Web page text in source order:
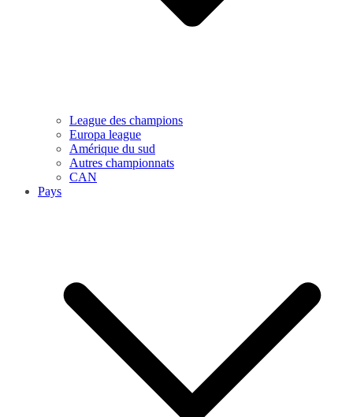
League des champions
Europa league
Amérique du sud
Autres championnats
CAN
Pays